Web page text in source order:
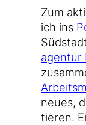
Zum
ich ins
agen­tur
neu­es,
tie­ren.